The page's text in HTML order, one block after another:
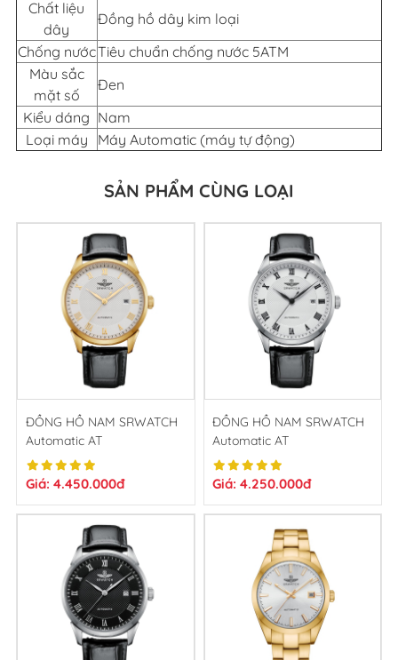
Chất liệu
dây
Đồng hồ dây kim loại
Chống nướcTiêu chuẩn chống nước 5ATM
Màu sắc
mặt số
Đen
Kiểu dáng Nam
Loại máy
Máy Automatic (máy tự động)
SẢN PHẨM CÙNG LOẠI
ĐỒNG HỒ NAM SRWATCH
Automatic AT
SG8889.4602AT
Giá: 4.450.000đ
ĐỒNG HỒ NAM SRWATCH
Automatic AT
SG8889.4102AT
Giá: 4.250.000đ